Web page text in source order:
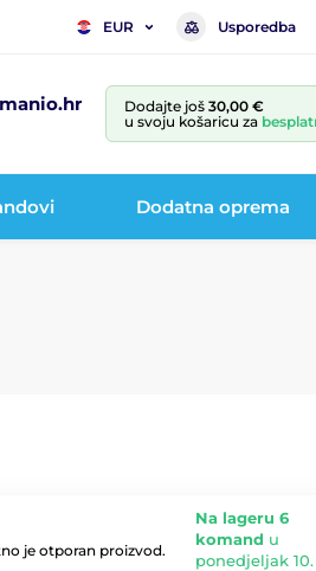
EUR Usporedba
Dodajte još 30,00 €
u svoju košaricu za
Dodatna oprema
je otporan proizvod.
Na lageru 6
komand u
ponedjeljak 10.